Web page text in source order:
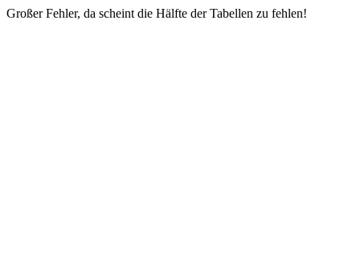
Großer Fehler, da scheint die Hälfte der Tabellen zu fehlen!